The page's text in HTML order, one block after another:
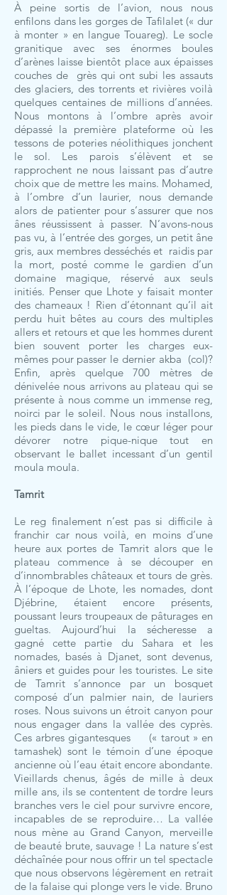
À peine sortis de l’avion, nous nous
enfilons dans les gorges de Tafilalet (« dur
à monter » en langue Touareg). Le socle
granitique avec ses énormes boules
d’arènes laisse bientôt place aux épaisses
couches de grès qui ont subi les assauts
des glaciers, des torrents et rivières voilà
quelques centaines de millions d’années.
Nous montons à l’ombre après avoir
dépassé la première plateforme où les
tessons de poteries néolithiques jonchent
le sol. Les parois s’élèvent et se
rapprochent ne nous laissant pas d’autre
choix que de mettre les mains. Mohamed,
à l’ombre d’un laurier, nous demande
alors de patienter pour s’assurer que nos
ânes réussissent à passer. N’avons-nous
pas vu, à l’entrée des gorges, un petit âne
gris, aux membres desséchés et raidis par
la mort, posté comme le gardien d’un
domaine magique, réservé aux seuls
initiés. Penser que Lhote y faisait monter
des chameaux ! Rien d’étonnant qu’il ait
perdu huit bêtes au cours des multiples
allers et retours et que les hommes durent
bien souvent porter les charges eux-
mêmes pour passer le dernier akba (col)?
Enfin, après quelque 700 mètres de
dénivelée nous arrivons au plateau qui se
présente à nous comme un immense reg,
noirci par le soleil. Nous nous installons,
les pieds dans le vide, le cœur léger pour
dévorer notre pique-nique tout en
observant le ballet incessant d’un gentil
moula moula.
Tamrit
Le reg finalement n’est pas si difficile à
franchir car nous voilà, en moins d’une
heure aux portes de Tamrit alors que le
plateau commence à se découper en
d’innombrables châteaux et tours de grès.
À l’époque de Lhote, les nomades, dont
Djébrine, étaient encore présents,
poussant leurs troupeaux de pâturages en
gueltas. Aujourd’hui la sécheresse a
gagné cette partie du Sahara et les
nomades, basés à Djanet, sont devenus,
âniers et guides pour les touristes. Le site
de Tamrit s’annonce par un bosquet
composé d’un palmier nain, de lauriers
roses. Nous suivons un étroit canyon pour
nous engager dans la vallée des cyprès.
Ces arbres gigantesques (« tarout » en
tamashek) sont le témoin d’une époque
ancienne où l’eau était encore abondante.
Vieillards chenus, âgés de mille à deux
mille ans, ils se contentent de tordre leurs
branches vers le ciel pour survivre encore,
incapables de se reproduire… La vallée
nous mène au Grand Canyon, merveille
de beauté brute, sauvage ! La nature s’est
déchaînée pour nous offrir un tel spectacle
que nous observons légèrement en retrait
de la falaise qui plonge vers le vide. Bruno